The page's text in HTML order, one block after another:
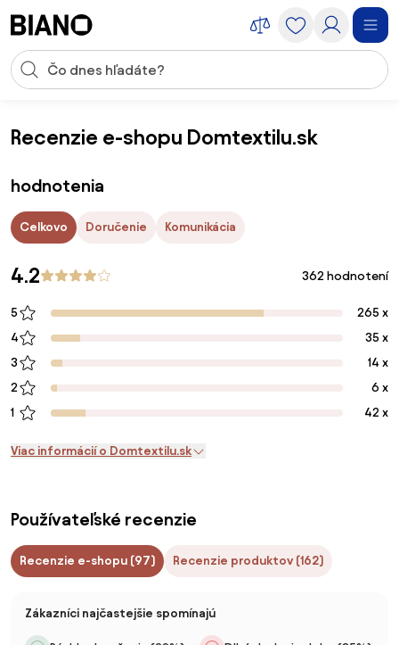
Vstup pre vyhľadávanie
Recenzie e-shopu Domtextilu.sk
Obchody Domtextilu.sk Recenzie
hodnotenia
Celkovo Doručenie Komunikácia
4.2 362 hodnotení
5
265 x
4
35 x
3
14 x
2
6 x
1
42 x
Viac informácií o Domtextilu.sk
Používateľské recenzie
Recenzie e-shopu (97) Recenzie produktov (162)
Zákazníci najčastejšie spomínajú